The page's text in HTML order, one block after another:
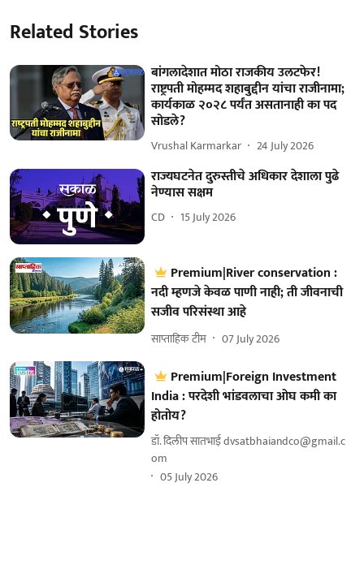
Related Stories
बांगलादेशात मोठा राजकीय उलटफेर!
राष्ट्रपती मोहम्मद शहाबुद्दीन यांचा राजीनामा;
कार्यकाळ २०२८ पर्यंत असतानाही का पद
सोडले?
Vrushal Karmarkar 24 July 2026
राज्यघटनेत दुरुस्तीचे अधिकार देशाला पुढे
नेण्यास सक्षम
CD 15 July 2026
Premium|River conservation :
नदी म्हणजे केवळ पाणी नाही; ती जीवनाची
सजीव परिसंस्था आहे
साप्ताहिक टीम 07 July 2026
Premium|Foreign Investment
India : परदेशी भांडवलाचा ओघ कमी का
होतोय?
डॉ. दिलीप सातभाई dvsatbhaiandco@gmail.c
om
05 July 2026